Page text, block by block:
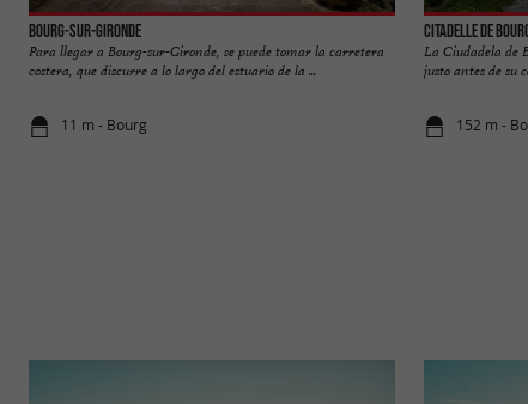
Bourg-sur-Gironde
Para llegar a Bourg-sur-Gironde, se puede tomar la carretera
costera, que discurre a lo largo del estuario de la ...
11 m - Bourg
Citadelle de
La Ciudadela de
justo antes de su
152 m -